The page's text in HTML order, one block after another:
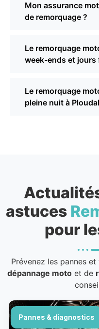
Mon assurance
de remorquage ?
Le remorquage
week-ends et jours
Le remorquage
pleine nuit à
astuces
pour
Prévenez les pannes
dépannage motoet de
Pannes & diagnostics